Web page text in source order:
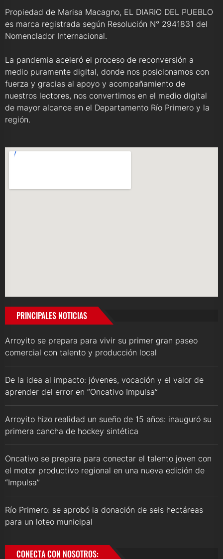
Propiedad de Marisa Macagno, EL DIARIO DEL PUEBLO
es marca registrada según Resolución N° 2941831 del
Nomenclador Internacional.
La pandemia aceleró el proceso de reconversión a
medio puramente digital, donde nos posicionamos con
fuerza y gracias al apoyo y acompañamiento de
nuestros lectores, nos convertimos en el medio digital
de mayor alcance en el Departamento Río Primero y la
región.
PRINCIPALES NOTICIAS
Arroyito se prepara para vivir su primer gran paseo
comercial con talento y producción local
De la idea al impacto: jóvenes, vocación y el valor de
aprender del error en “Oncativo Impulsa”
Arroyito hizo realidad un sueño de 15 años: inauguró su
primera cancha de hockey sintética
Oncativo se prepara para conectar el talento joven con
el motor productivo regional en una nueva edición de
“Impulsa”
Río Primero: se aprobó la donación de seis hectáreas
para un loteo municipal
CONECTA CON NOSOTROS: